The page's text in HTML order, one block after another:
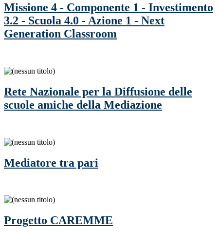
Missione 4 - Componente 1 - Investimento
3.2 - Scuola 4.0 - Azione 1 - Next
Generation Classroom
Rete Nazionale per la Diffusione delle
scuole amiche della Mediazione
Mediatore tra pari
Progetto CAREMME